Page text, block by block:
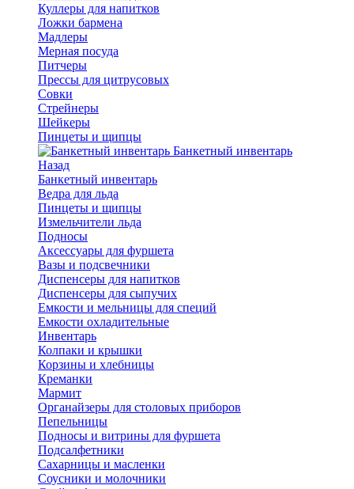
Куллеры для напитков
Ложки бармена
Мадлеры
Мерная посуда
Питчеры
Прессы для цитрусовых
Совки
Стрейнеры
Шейкеры
Пинцеты и щипцы
Банкетный инвентарь
Назад
Банкетный инвентарь
Ведра для льда
Пинцеты и щипцы
Измельчители льда
Подносы
Аксессуары для фуршета
Вазы и подсвечники
Диспенсеры для напитков
Диспенсеры для сыпучих
Емкости и мельницы для специй
Емкости охладительные
Инвентарь
Колпаки и крышки
Корзины и хлебницы
Креманки
Мармит
Органайзеры для столовых приборов
Пепельницы
Подносы и витрины для фуршета
Подсалфетники
Сахарницы и масленки
Соусники и молочники